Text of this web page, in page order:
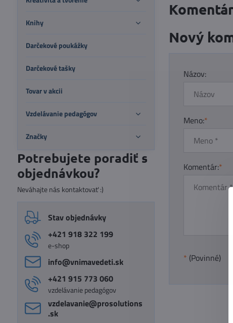
Nový
Názov:
Meno:*
Komentár:*
* (Povinné)
Knihy
Darčekové poukážky
Darčekové tašky
Tovar v akcii
Vzdelávanie pedagógov
Značky
Potrebujete poradiť s
objednávkou?
Neváhajte nás kontaktovať :)
Stav objednávky
+421 918 322 199
e-shop
info​@vnimavedeti​.sk
+421 915 773 060
vzdelávanie pedagógov
vzdelavanie​@prosolutions​
.sk